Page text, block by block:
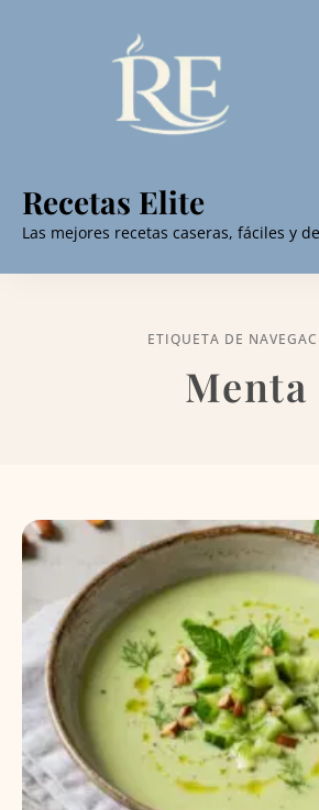
Recetas Elite
Las mejores recetas caseras, fáciles y
ETIQUETA DE
Menta